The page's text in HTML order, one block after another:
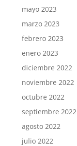
mayo 2023
marzo 2023
febrero 2023
enero 2023
diciembre 2022
noviembre 2022
octubre 2022
septiembre 2022
agosto 2022
julio 2022